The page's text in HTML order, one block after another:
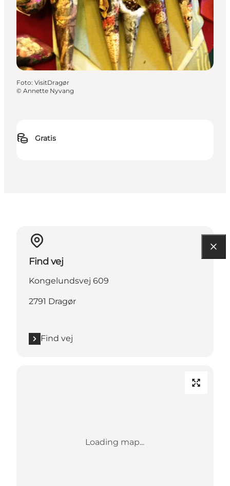
Gratis
Foto: VisitDragør
© Annette Nyvang
Find vej
Kongelundsvej 609
2791 Dragør
Find vej
Loading map...